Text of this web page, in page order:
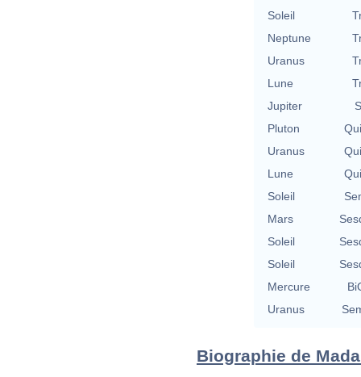
Soleil
Neptune
Uranus
Lune
Jupiter
Pluton
Uranus
Lune
Soleil
Mars
Soleil
Soleil
Mercure
Uranus
Biographie de